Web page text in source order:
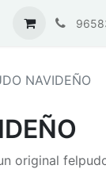
NAVIDEÑO
original